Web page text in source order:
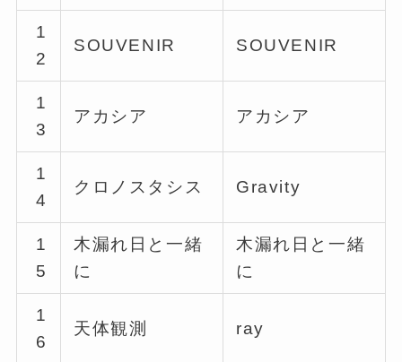
1
2
SOUVENIR SOUVENIR
1
3
アカシア アカシア
1
4
クロノスタシス Gravity
1
5
木漏れ日と一緒
に
木漏れ日と一緒
に
1
6
天体観測 ray